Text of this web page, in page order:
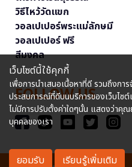
วิธีไหว้วัดแขก
วอลเปเปอร์พระแม่ลักษมี
วอลเปเปอร์ ฟรี
สีมงคล
FOLLOW US
เว็บไซต์นี้ใช้คุกกี้
เพื่อการนำเสนอเนื้อหาที่ดี รวมถึงก
ประสบการณ์ที่ดีบนบริการของเว็บไซต์
ไม่มีการปรับตั้งค่าใดๆนั้น แสดงว่าคุ
บุคคลของเรา
ยอมรับ เรียนรู้เพิ่มเติม